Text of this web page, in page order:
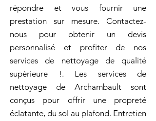
répondre et vous fournir une
prestation sur mesure. Contactez-
nous pour obtenir un devis
personnalisé et profiter de nos
services de nettoyage de qualité
supérieure !. Les services de
nettoyage de Archambault sont
conçus pour offrir une propreté
éclatante, du sol au plafond. Entretien